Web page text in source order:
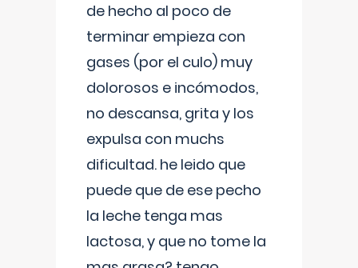
de hecho al poco de
terminar empieza con
gases (por el culo) muy
dolorosos e incómodos,
no descansa, grita y los
expulsa con muchs
dificultad. he leido que
puede que de ese pecho
la leche tenga mas
lactosa, y que no tome la